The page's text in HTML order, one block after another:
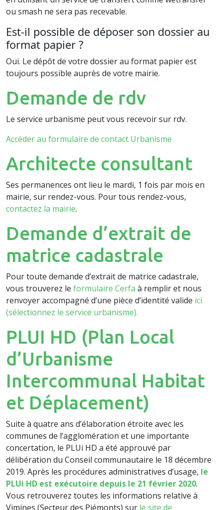
ou smash ne sera pas recevable.
Est-il possible de déposer son dossier au
format papier ?
Oui. Le dépôt de votre dossier au format papier est
toujours possible auprès de votre mairie.
Demande de rdv
Le service urbanisme peut vous recevoir sur rdv.
Accéder au formulaire de contact Urbanisme
Architecte consultant
Ses permanences ont lieu le mardi, 1 fois par mois en
mairie, sur rendez-vous. Pour tous rendez-vous,
contactez la mairie.
Demande d’extrait de
matrice cadastrale
Pour toute demande d’extrait de matrice cadastrale,
vous trouverez le formulaire Cerfa à remplir et nous
renvoyer accompagné d’une pièce d’identité valide ici
(sélectionnez le service urbanisme).
PLUI HD (Plan Local
d’Urbanisme
Intercommunal Habitat
et Déplacement)
Suite à quatre ans d’élaboration étroite avec les
communes de l’agglomération et une importante
concertation, le PLUi HD a été approuvé par
délibération du Conseil communautaire le 18 décembre
2019. Après les procédures administratives d’usage, le
PLUi HD est exécutoire depuis le 21 février 2020.
Vous retrouverez toutes les informations relative à
Vimines (Secteur des Piémonts) sur le site de